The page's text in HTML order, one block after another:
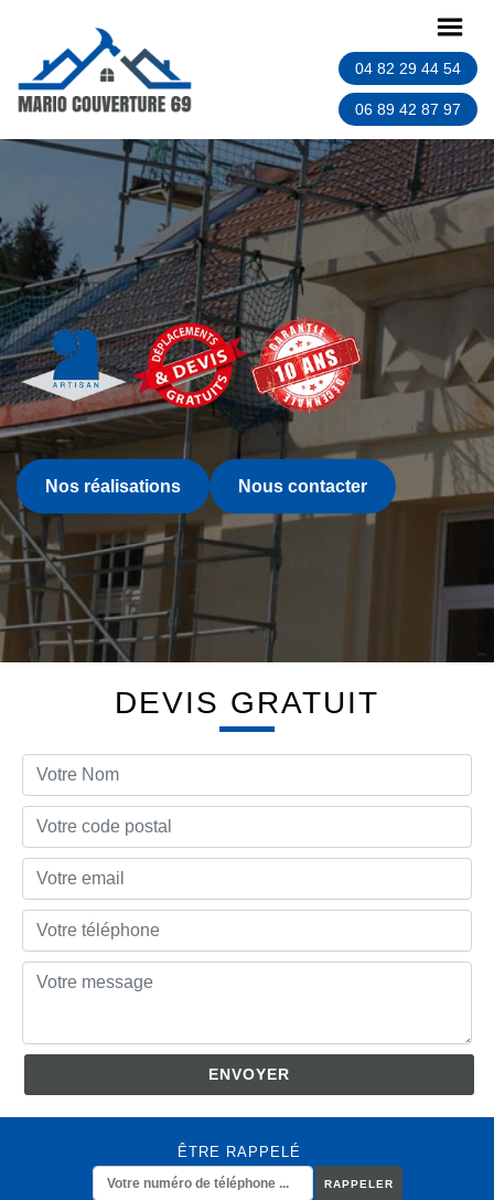
04 82 29 44 54
06 89 42 87 97
Nos réalisations Nous contacter
DEVIS GRATUIT
ÊTRE RAPPELÉ